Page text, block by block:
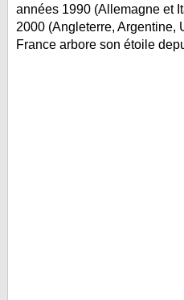
années 1990 (Allemagne et
2000 (Angleterre, Argentine,
France arbore son étoile